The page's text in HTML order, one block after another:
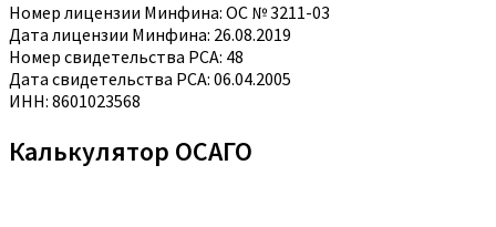
Номер лицензии Минфина: ОС № 3211-03
Дата лицензии Минфина: 26.08.2019
Номер свидетельства РСА: 48
Дата свидетельства РСА: 06.04.2005
ИНН: 8601023568
Калькулятор ОСАГО